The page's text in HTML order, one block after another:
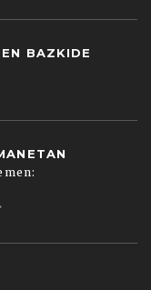
BAZKIDE